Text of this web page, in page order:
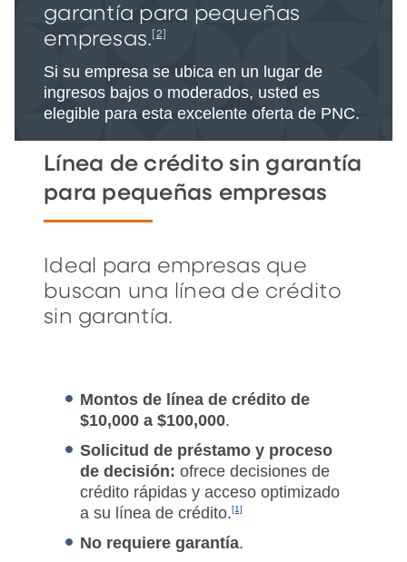
garantía para pequeñas
empresas. [2]
Si su empresa se ubica en un lugar de
ingresos bajos o moderados, usted es
elegible para esta excelente oferta de PNC.
Línea de crédito sin garantía
para pequeñas empresas
Ideal para empresas que
buscan una línea de crédito
sin garantía.
Montos de línea de crédito de
$10,000 a $100,000.
Solicitud de préstamo y proceso
de decisión: ofrece decisiones de
crédito rápidas y acceso optimizado
a su línea de crédito.[1]
No requiere garantía.